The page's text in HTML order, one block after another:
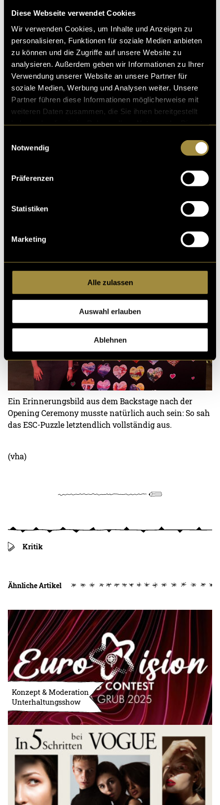
Diese Webseite verwendet Cookies
Wir verwenden Cookies, um Inhalte und Anzeigen zu
personalisieren, Funktionen für soziale Medien anbieten
zu können und die Zugriffe auf unsere Website zu
analysieren. Außerdem geben wir Informationen zu Ihrer
Verwendung unserer Website an unsere Partner für
soziale Medien, Werbung und Analysen weiter. Unsere
Partner führen diese Informationen möglicherweise mit
weiteren Daten zusammen, die Sie ihnen bereitgestellt
Notwendig
Präferenzen
Statistiken
Marketing
Alle zulassen
Auswahl erlauben
Ablehnen
Bitte akzeptiere die statistik, Marketing Cookies um
Ein einmaliges Erlebnis
mitzuerleben, wie sich ein so solches Projekt Schritt
Umsetzung auf der Bühne. Teil davon sein zu dürfen,
sowohl in der Vorbereitung als dann auch am
ein Erlebnis, das ich für immer in Erinnerung
Ein Erinnerungsbild aus dem Backstage nach der
Opening Ceremony musste natürlich auch sein: So sah
das ESC-Puzzle letztendlich vollständig aus.
(vha)
Kritik
Ähnliche Artikel
Konzept & Moderation
Unterhaltungsshow